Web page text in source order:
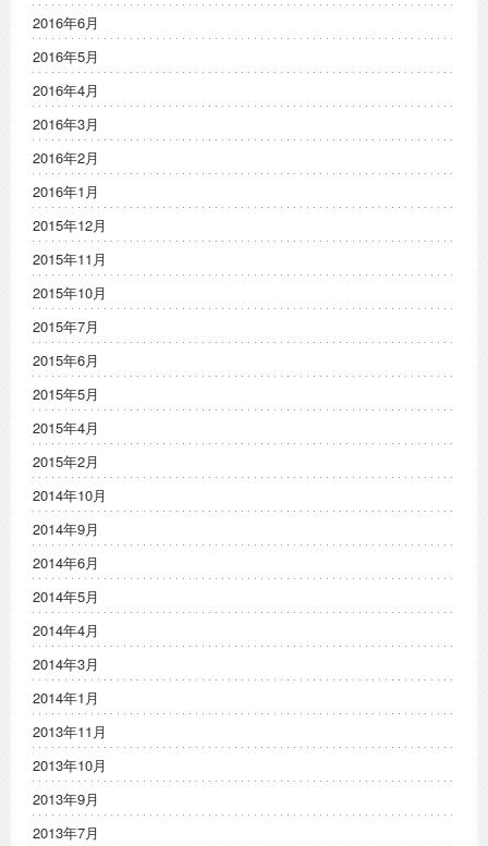
2016年6月
2016年5月
2016年4月
2016年3月
2016年2月
2016年1月
2015年12月
2015年11月
2015年10月
2015年7月
2015年6月
2015年5月
2015年4月
2015年2月
2014年10月
2014年9月
2014年6月
2014年5月
2014年4月
2014年3月
2014年1月
2013年11月
2013年10月
2013年9月
2013年7月